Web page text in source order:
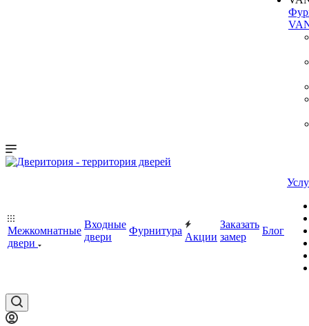
Межкомнатные
двери
Входные
двери
Фурнитура
Акции
Заказать
замер
Блог